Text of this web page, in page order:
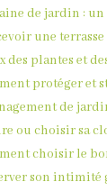
de jardin :
une
des plantes et
protéger et
de
ou choisir sa
choisir le
son intimité